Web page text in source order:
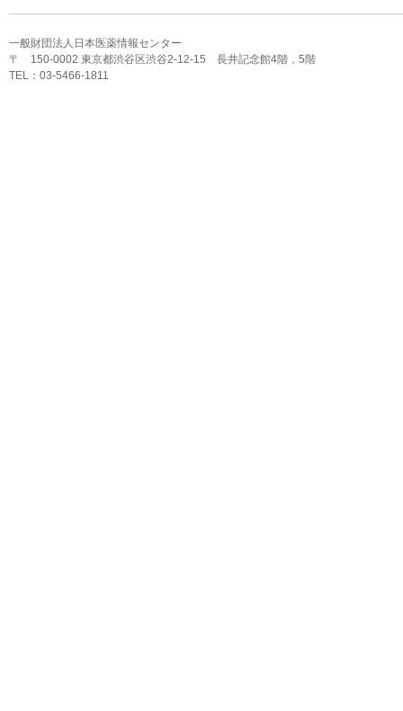
一般財団法人日本医薬情報センター
〒 150-0002 東京都渋谷区渋谷2-12-15 長井記念館4階，5階
TEL：03-5466-1811